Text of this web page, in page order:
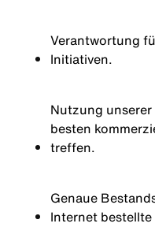
Verantwortung
Initiativen.
Nutzung
besten
treffen.
Genaue
Internet